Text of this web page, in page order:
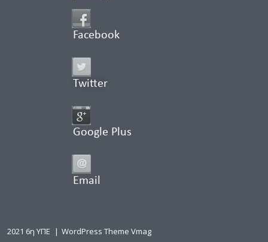
Facebook
Twitter
Google Plus
Email
2021 6η ΥΠΕ | WordPress Theme Vmag